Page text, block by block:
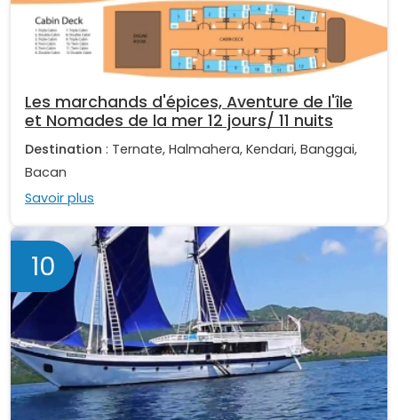
Les marchands d'épices, Aventure de l'île
et Nomades de la mer 12 jours/ 11 nuits
Destination : Ternate, Halmahera, Kendari, Banggai,
Bacan
Savoir plus
10